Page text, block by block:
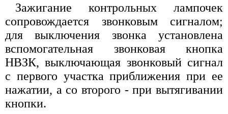
Зажигание контрольных лампочек
сопровождается звонковым сигналом;
для выключения звонка установлена
вспомогательная звонковая кнопка
НВЗК, выключающая звонковый сигнал
с первого участка приближения при ее
нажатии, а со второго - при вытягивании
кнопки.